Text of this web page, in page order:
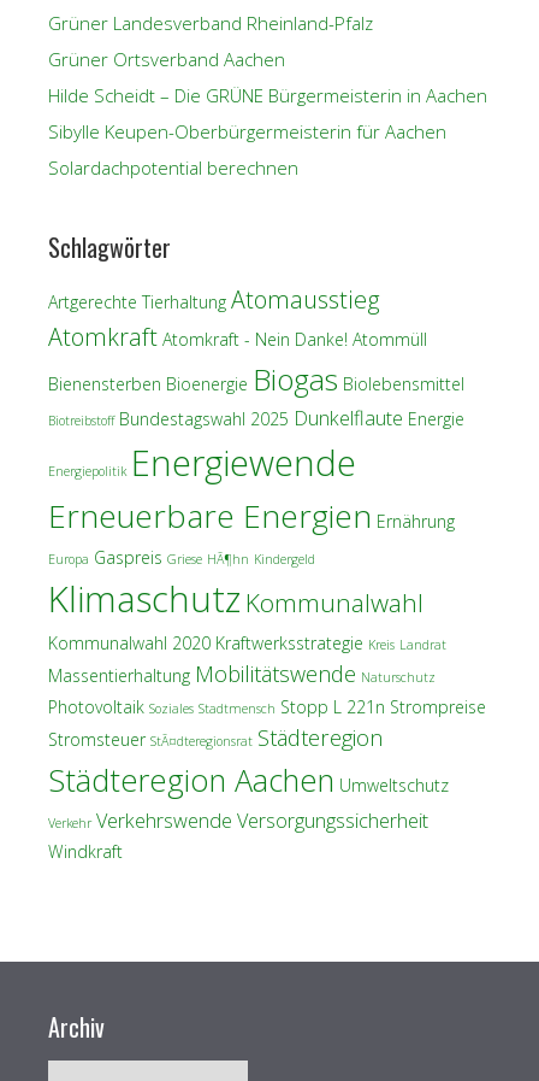
Grüner Landesverband Rheinland-Pfalz
Grüner Ortsverband Aachen
Hilde Scheidt – Die GRÜNE Bürgermeisterin in Aachen
Sibylle Keupen-Oberbürgermeisterin für Aachen
Solardachpotential berechnen
Schlagwörter
Artgerechte Tierhaltung Atomausstieg
Atomkraft Atomkraft - Nein Danke! Atommüll
Bienensterben Bioenergie Biogas Biolebensmittel
Biotreibstoff Bundestagswahl 2025 Dunkelflaute Energie
Energiepolitik Energiewende
Erneuerbare Energien Ernährung
Europa Gaspreis Griese HÃ¶hn Kindergeld
Klimaschutz Kommunalwahl
Kommunalwahl 2020 Kraftwerksstrategie Kreis Landrat
Massentierhaltung Mobilitätswende Naturschutz
Photovoltaik Soziales Stadtmensch Stopp L 221n Strompreise
Stromsteuer StÃ¤dteregionsrat Städteregion
Städteregion Aachen Umweltschutz
Verkehr Verkehrswende Versorgungssicherheit
Windkraft
Archiv